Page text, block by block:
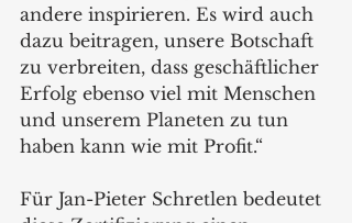
andere inspirieren. Es wird auch
dazu beitragen, unsere Botschaft
zu verbreiten, dass geschäftlicher
Erfolg ebenso viel mit Menschen
und unserem Planeten zu tun
haben kann wie mit Profit.“
Für Jan-Pieter Schretlen bedeutet